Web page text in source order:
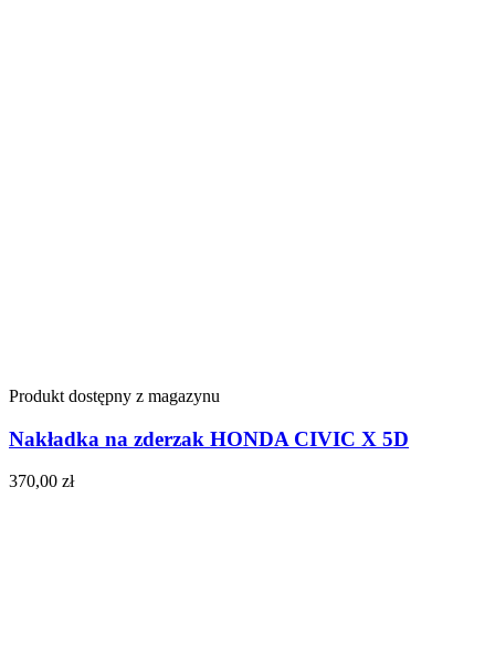
Produkt dostępny z magazynu
Nakładka na zderzak HONDA CIVIC X 5D
370,00 zł